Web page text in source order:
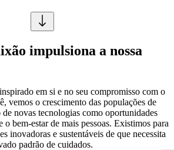
impulsiona a nossa
em si e no seu compromisso com o
vemos o crescimento das populações de
novas tecnologias como oportunidades
o bem-estar de mais pessoas. Existimos para
inovadoras e sustentáveis ​​de que necessita
padrão de cuidados.